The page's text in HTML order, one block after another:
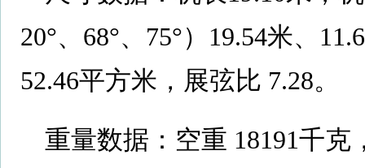
20°、68°、75°）19.54米、
52.46平方米，展弦比 7.28。
重量数据：空重 18191千克